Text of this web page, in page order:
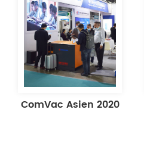
ComVac Asien 2020